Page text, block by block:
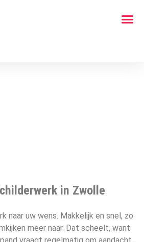
in Zwolle
naar uw wens. Makkelijk en snel, zo
meer naar. Dat scheelt, want